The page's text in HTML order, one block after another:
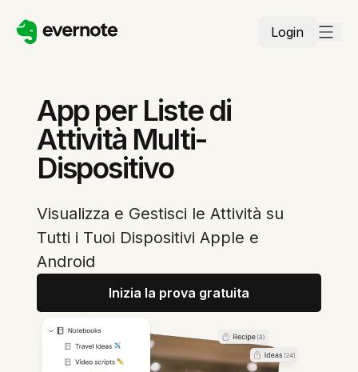
Login
App per Liste di
Attività Multi-
Dispositivo
Visualizza e Gestisci le Attività su
Tutti i Tuoi Dispositivi Apple e
Android
Inizia la prova gratuita